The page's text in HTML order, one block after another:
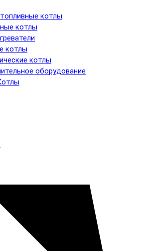
котлы
котлы
котлы
котлы
оборудование